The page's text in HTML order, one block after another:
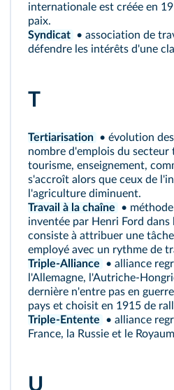
internationale est créée en
paix.
Syndicat • association de
défendre les intérêts d'une
T
Tertiarisation • évolution
nombre d'emplois du secteur
tourisme, enseignement,
s'accroît alors que ceux de
l'agriculture diminuent.
Travail à la chaîne
•
inventée par Henri Ford dans
consiste à attribuer une
employé avec un rythme de
Triple-Alliance
• alliance
l'Allemagne, l'Autriche-
dernière n'entre pas en
pays et choisit en 1915 de
Triple-Entente
• alliance
France, la Russie et le
U